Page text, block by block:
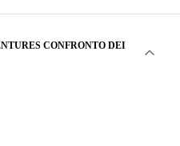
CONFRONTO DEI